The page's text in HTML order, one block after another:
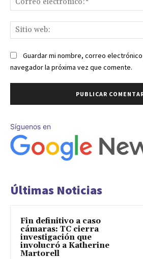
Guardar mi nombre, correo
navegador la próxima vez que comente.
Síguenos en
Últimas Noticias
Fin definitivo a caso
cámaras: TC cierra
investigación que
involucró a Katherine
Martorell